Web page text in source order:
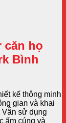
căn họ
Bình
kế thông minh
gian và khai
Vẫn sử dụng
ấm cúng và